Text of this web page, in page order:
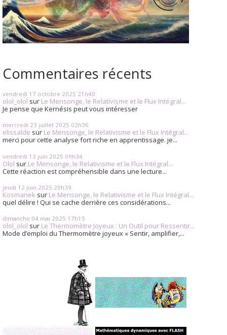
Commentaires récents
vendredi 17 octobre 2025 21h40
olol_olol sur Le Mensonge, le Relativisme et le Flux Intégral...
Je pense que Kernésis peut vous intéresser
mercredi 23 juillet 2025 02h36
elissalde sur Le Mensonge, le Relativisme et le Flux Intégral...
merci pour cette analyse fort riche en apprentissage. je...
vendredi 13 juin 2025 09h34
Olol sur Le Mensonge, le Relativisme et le Flux Intégral...
Cette réaction est compréhensible dans une lecture...
jeudi 12 juin 2025 20h39
Kosmanek sur Le Mensonge, le Relativisme et le Flux Intégral...
quel délire ! Qui se cache derrière ces considérations...
dimanche 04 mai 2025 17h15
olol_olol sur Le Thermomètre Joyeux : Un Outil pour Ressentir...
Mode d’emploi du Thermomètre joyeux « Sentir, amplifier,...